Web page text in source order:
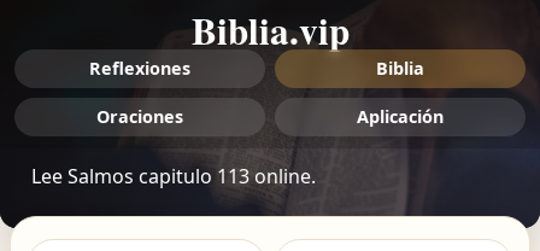
Biblia.vip
Reflexiones Biblia
Oraciones Aplicación
Lee Salmos capitulo 113 online.